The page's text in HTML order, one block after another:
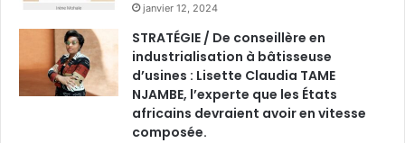
janvier 12, 2024
STRATÉGIE / De conseillère en
industrialisation à bâtisseuse
d’usines : Lisette Claudia TAME
NJAMBE, l’experte que les États
africains devraient avoir en vitesse
composée.